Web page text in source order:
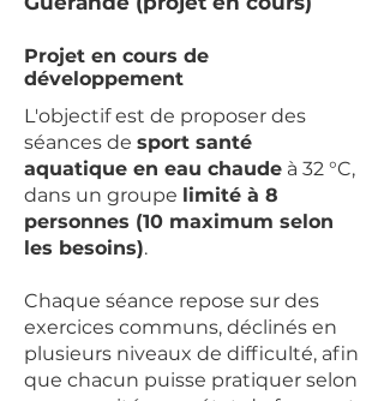
Projet en cours de
développement
L'objectif est de proposer des
séances de sport santé
aquatique en eau chaude à 32 °C,
dans un groupe limité à 8
personnes (10 maximum selon
les besoins).
Chaque séance repose sur des
exercices communs, déclinés en
plusieurs niveaux de difficulté, afin
que chacun puisse pratiquer selon